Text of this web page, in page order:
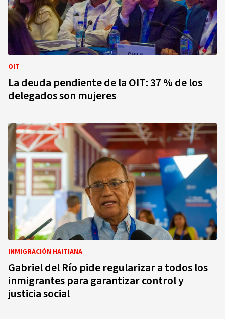
OIT
La deuda pendiente de la OIT: 37 % de los
delegados son mujeres
INMIGRACIÓN HAITIANA
Gabriel del Río pide regularizar a todos los
inmigrantes para garantizar control y
justicia social